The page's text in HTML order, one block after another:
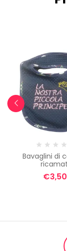
Bavaglini di
€3,50